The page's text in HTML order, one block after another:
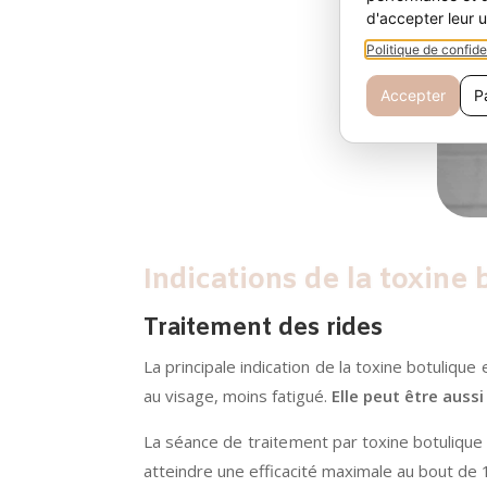
Indications de la toxine
Traitement des rides
La principale indication de la toxine
au visage, moins fatigué. Elle peut être
La séance de traitement par toxine
atteindre une efficacité maximale au bout de